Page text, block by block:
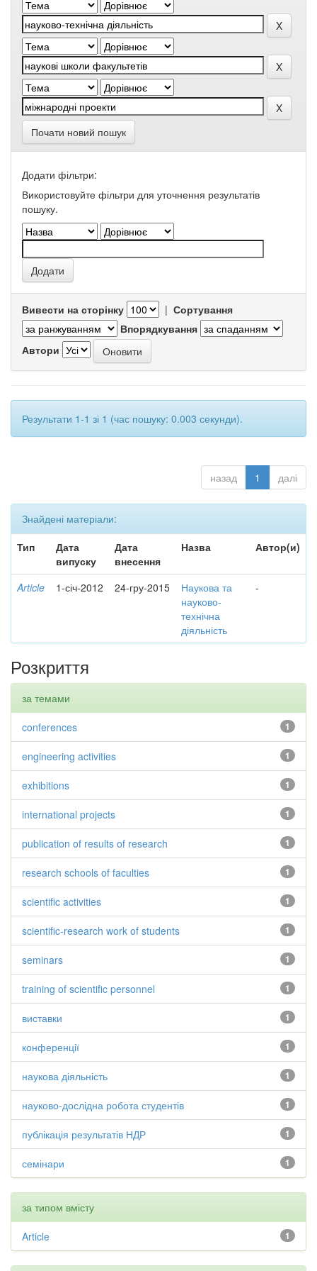
Почати новий пошук
Додати фільтри:
Використовуйте фільтри для уточнення результатів
пошуку.
Вивести на сторінку | Сортування
Впорядкування
Автори
Результати 1-1 зі 1 (час пошуку: 0.003 секунди).
назад 1 далі
Знайдені матеріали:
Тип
Дата
випуску
Дата
внесення
Назва Автор(и)
Article 1-січ-2012 24-гру-2015
Наукова та
науково-
технічна
діяльність
-
Розкриття
за темами
1
conferences
1
engineering activities
1
exhibitions
1
international projects
1
publication of results of research
1
research schools of faculties
1
scientific activities
1
scientific-research work of students
1
seminars
1
training of scientific personnel
1
виставки
1
конференції
1
наукова діяльність
1
науково-дослідна робота студентів
1
публікація результатів НДР
1
семінари
за типом вмісту
1
Article